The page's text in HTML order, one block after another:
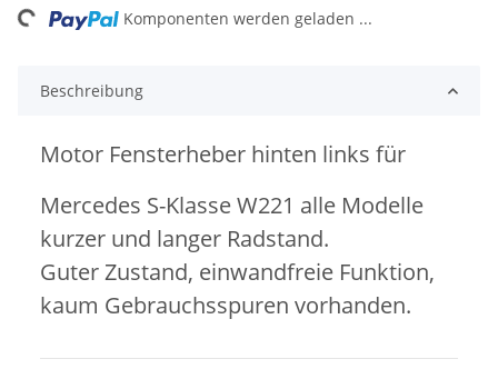
Komponenten werden geladen ...
Beschreibung
Motor Fensterheber hinten links für
Mercedes S-Klasse W221 alle Modelle
kurzer und langer Radstand.
Guter Zustand, einwandfreie Funktion,
kaum Gebrauchsspuren vorhanden.